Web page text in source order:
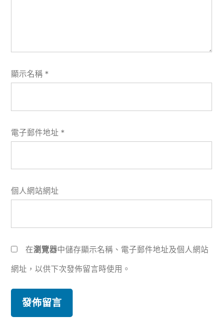
顯示名稱 *
電子郵件地址 *
個人網站網址
在瀏覽器中儲存顯示名稱、電子郵件地址及個人網站
網址，以供下次發佈留言時使用。